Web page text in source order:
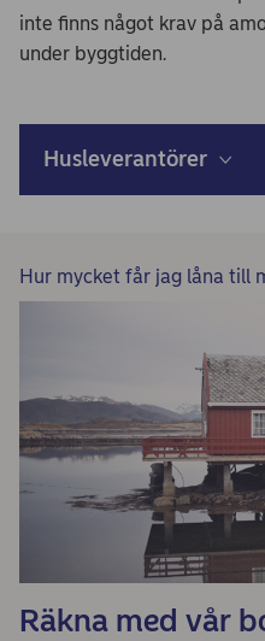
inte finns något krav på
under byggtiden.
Husleverantörer
Hur mycket får jag låna till
Räkna med vår